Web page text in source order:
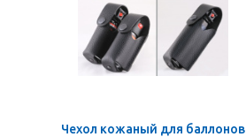
Чехол кожаный для баллонов